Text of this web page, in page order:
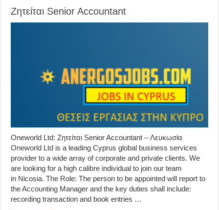
Ζητείται Senior Accountant
Oneworld Ltd: Ζητείται Senior Accountant – Λευκωσία
Oneworld Ltd is a leading Cyprus global business services
provider to a wide array of corporate and private clients. We
are looking for a high calibre individual to join our team
in Nicosia. The Role: The person to be appointed will report to
the Accounting Manager and the key duties shall include:
recording transaction and book entries …